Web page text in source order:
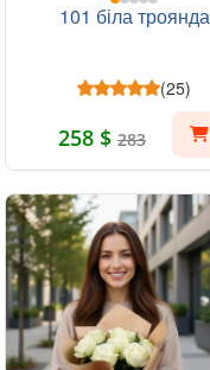
101 біла троянда
(25)
258 $ 283